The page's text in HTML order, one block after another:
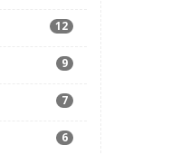
12
9
7
6